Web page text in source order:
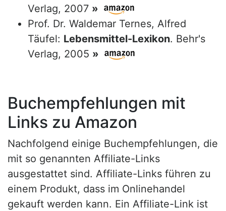
Verlag, 2007 »
Prof. Dr. Waldemar Ternes, Alfred
Täufel: Lebensmittel-Lexikon. Behr's
Verlag, 2005 »
Buchempfehlungen mit
Links zu Amazon
Nachfolgend einige Buchempfehlungen, die
mit so genannten Affiliate-Links
ausgestattet sind. Affiliate-Links führen zu
einem Produkt, dass im Onlinehandel
gekauft werden kann. Ein Affiliate-Link ist